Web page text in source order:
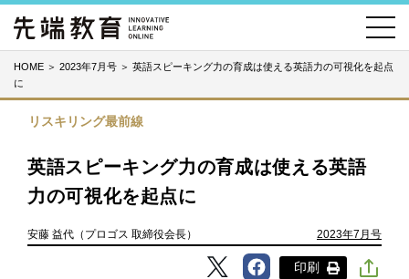
HOME ＞ 2023年7月号 ＞ 英語スピーキング力の育成は使える英語力の可視化を起点
に
リスキリング最前線
英語スピーキング力の育成は使える英語
力の可視化を起点に
安藤 益代（プロゴス 取締役会長） 2023年7月号
印刷